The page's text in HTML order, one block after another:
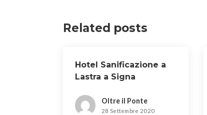
Related posts
Hotel Sanificazione a
Lastra a Signa
Oltre il Ponte
28 Settembre 2020